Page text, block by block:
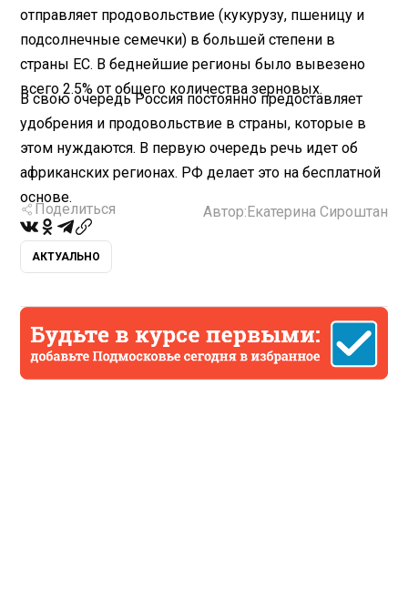
отправляет продовольствие (кукурузу, пшеницу и
подсолнечные семечки) в большей степени в
страны ЕС. В беднейшие регионы было вывезено
всего 2.5% от общего количества зерновых.
В свою очередь Россия постоянно предоставляет
удобрения и продовольствие в страны, которые в
этом нуждаются. В первую очередь речь идет об
африканских регионах. РФ делает это на бесплатной
основе.
Поделиться Автор: Екатерина Сироштан
АКТУАЛЬНО